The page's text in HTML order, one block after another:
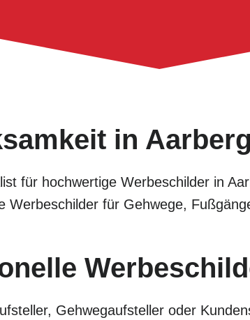
in
für hochwertige Werbeschilder in
Werbeschilder für Gehwege,
Gehwegaufsteller oder